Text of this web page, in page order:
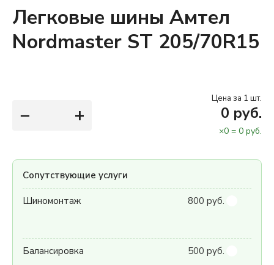
Легковые шины Амтел
Nordmaster ST 205/70R15
− +
Цена за 1 шт.
0 руб.
×0 = 0 руб.
Сопутствующие услуги
Шиномонтаж 800 руб.
Балансировка 500 руб.